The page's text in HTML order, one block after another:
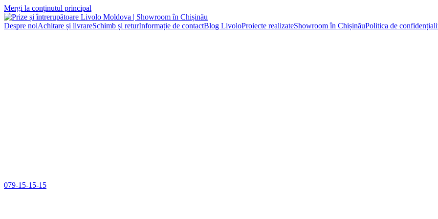
Mergi la conținutul principal
Despre noiAchitare și livrareSchimb și returInformație de contactBlog LivoloProiecte realizateShowroom în ChișinăuPolitica de
079-15-15-15